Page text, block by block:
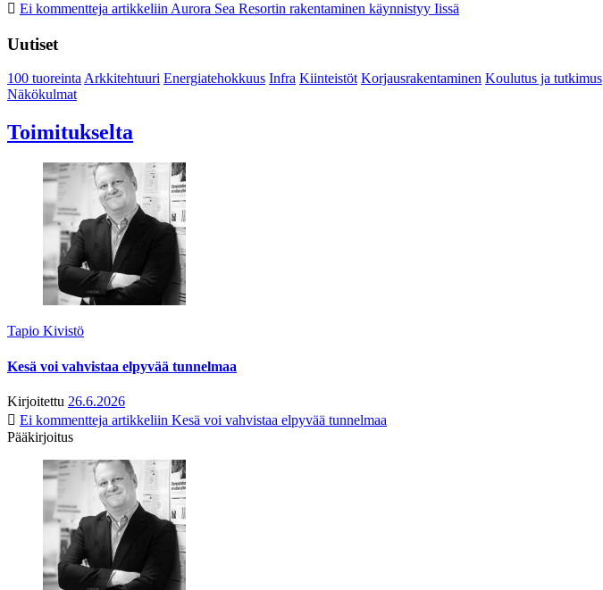
Ei kommentteja artikkeliin Aurora Sea Resortin rakentaminen käynnistyy Iissä
Uutiset
100 tuoreintaArkkitehtuuri Energiatehokkuus Infra Kiinteistöt Korjausrakentaminen Koulutus ja tutkimus
Näkökulmat
Toimitukselta
Tapio Kivistö
Kesä voi vahvistaa elpyvää tunnelmaa
Kirjoitettu 26.6.2026
Ei kommentteja artikkeliin Kesä voi vahvistaa elpyvää tunnelmaa
Pääkirjoitus